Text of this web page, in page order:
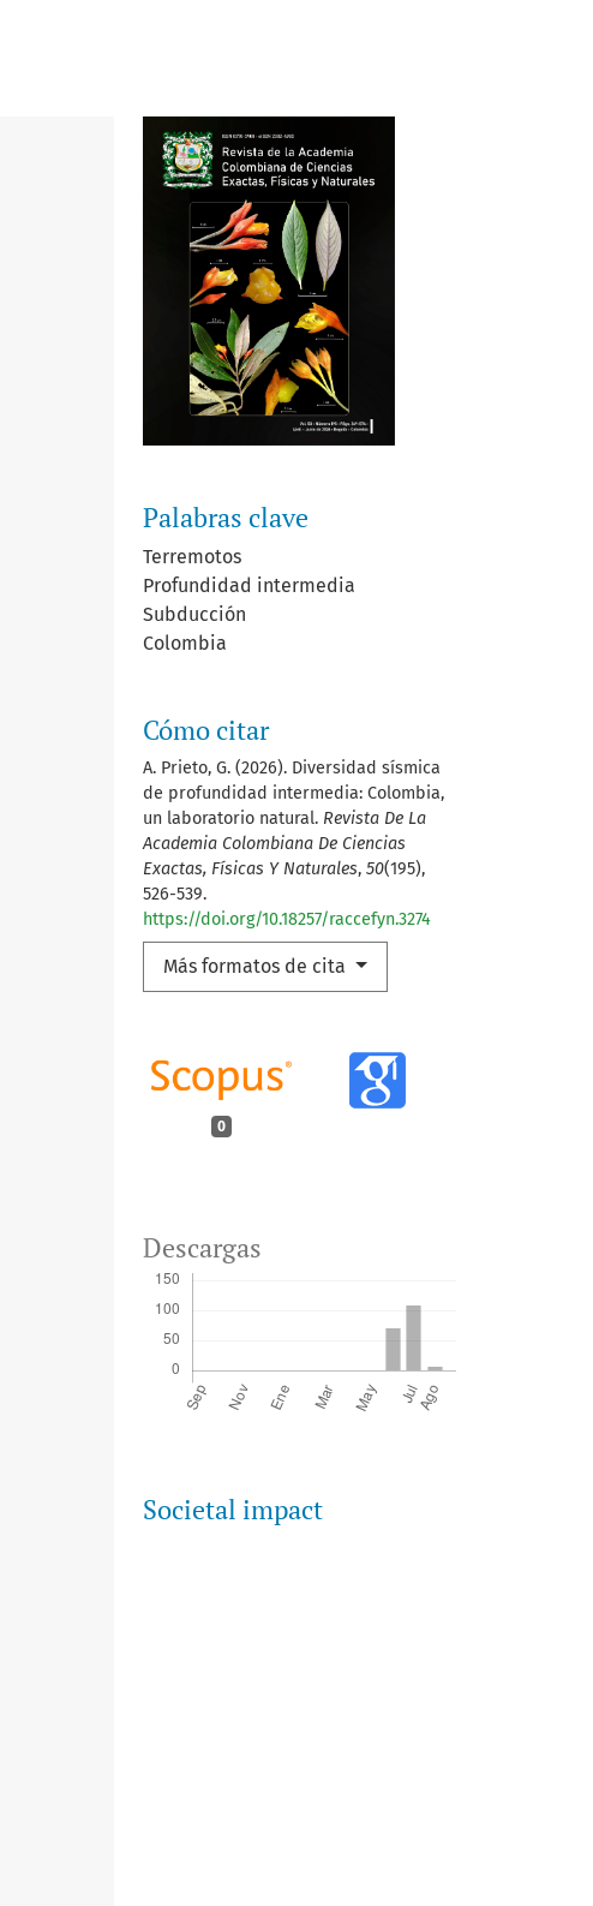
Palabras clave
Terremotos
Profundidad intermedia
Subducción
Colombia
Cómo citar
A. Prieto, G. (2026). Diversidad sísmica
de profundidad intermedia: Colombia,
un laboratorio natural. Revista De La
Academia Colombiana De Ciencias
Exactas, Físicas Y Naturales, 50(195),
526-539.
https://doi.org/10.18257/raccefyn.3274
Más formatos de cita
0
Descargas
Societal impact